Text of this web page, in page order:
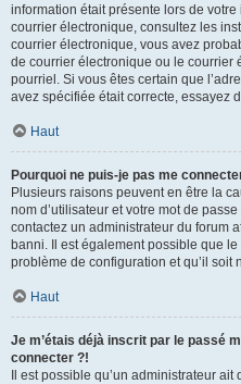
information était présente lors de
courrier électronique, consultez les
courrier électronique, vous avez
de courrier électronique ou le courrier
pourriel. Si vous êtes certain que
avez spécifiée était correcte, essayez
Haut
Pourquoi ne puis-je pas me
Plusieurs raisons peuvent en être la
nom d’utilisateur et votre mot de
contactez un administrateur du forum
banni. Il est également possible que
problème de configuration et qu’il soit
Haut
Je m’étais déjà inscrit par le passé
connecter ?!
Il est possible qu’un administrateur